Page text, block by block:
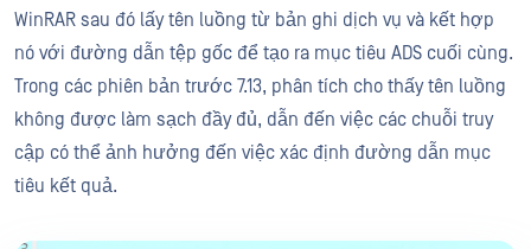
WinRAR sau đó lấy tên luồng từ bản ghi dịch vụ và kết hợp
nó với đường dẫn tệp gốc để tạo ra mục tiêu ADS cuối cùng.
Trong các phiên bản trước 7.13, phân tích cho thấy tên luồng
không được làm sạch đầy đủ, dẫn đến việc các chuỗi truy
cập có thể ảnh hưởng đến việc xác định đường dẫn mục
tiêu kết quả.